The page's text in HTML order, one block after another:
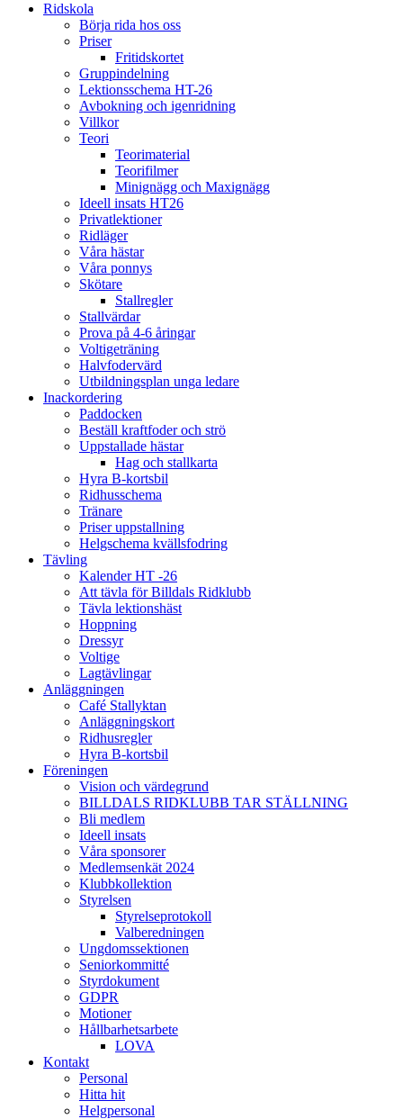
Ridskola
Börja rida hos oss
Priser
Fritidskortet
Gruppindelning
Lektionsschema HT-26
Avbokning och igenridning
Villkor
Teori
Teorimaterial
Teorifilmer
Minignägg och Maxignägg
Ideell insats HT26
Privatlektioner
Ridläger
Våra hästar
Våra ponnys
Skötare
Stallregler
Stallvärdar
Prova på 4-6 åringar
Voltigeträning
Halvfodervärd
Utbildningsplan unga ledare
Inackordering
Paddocken
Beställ kraftfoder och strö
Uppstallade hästar
Hag och stallkarta
Hyra B-kortsbil
Ridhusschema
Tränare
Priser uppstallning
Helgschema kvällsfodring
Tävling
Kalender HT -26
Att tävla för Billdals Ridklubb
Tävla lektionshäst
Hoppning
Dressyr
Voltige
Lagtävlingar
Anläggningen
Café Stallyktan
Anläggningskort
Ridhusregler
Hyra B-kortsbil
Föreningen
Vision och värdegrund
BILLDALS RIDKLUBB TAR STÄLLNING
Bli medlem
Ideell insats
Våra sponsorer
Medlemsenkät 2024
Klubbkollektion
Styrelsen
Styrelseprotokoll
Valberedningen
Ungdomssektionen
Seniorkommitté
Styrdokument
GDPR
Motioner
Hållbarhetsarbete
LOVA
Kontakt
Personal
Hitta hit
Helgpersonal